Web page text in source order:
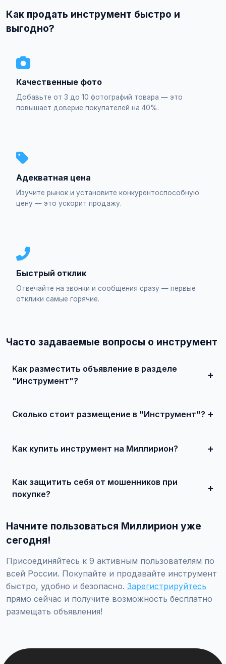
Как продать инструмент быстро и
выгодно?
Качественные фото
Добавьте от 3 до 10 фотографий товара — это
повышает доверие покупателей на 40%.
Адекватная цена
Изучите рынок и установите конкурентоспособную
цену — это ускорит продажу.
Быстрый отклик
Отвечайте на звонки и сообщения сразу — первые
отклики самые горячие.
Часто задаваемые вопросы о инструмент
Как разместить объявление в разделе
"Инструмент"?
ремонт / Инструмент", заполните форму и опубликуйте.
Сколько стоит размещение в "Инструмент"?
доступно платное продвижение всего от 500 ₽ в месяц.
Как купить инструмент на Миллирион?
встрече и совершите сделку.
Как защитить себя от мошенников при
покупке?
предоплату незнакомцам.
Начните пользоваться Миллирион уже
сегодня!
Присоединяйтесь к 9 активным пользователям по
всей России. Покупайте и продавайте инструмент
быстро, удобно и безопасно. Зарегистрируйтесь
прямо сейчас и получите возможность бесплатно
размещать объявления!